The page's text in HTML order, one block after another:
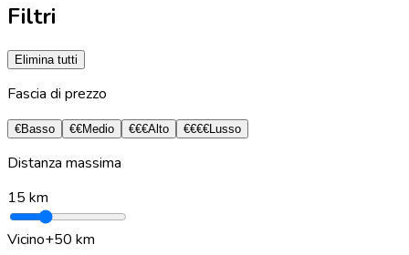
Filtri
Elimina tutti
Fascia di prezzo
€Basso €€Medio €€€Alto €€€€ Lusso
Distanza massima
15 km
Vicino+50 km